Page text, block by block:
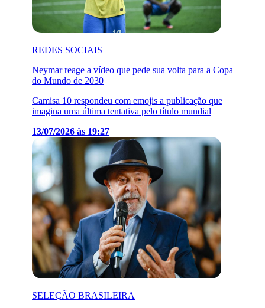
REDES SOCIAIS
Neymar reage a vídeo que pede sua volta para a Copa
do Mundo de 2030
Camisa 10 respondeu com emojis a publicação que
imagina uma última tentativa pelo título mundial
13/07/2026 às 19:27
SELEÇÃO BRASILEIRA